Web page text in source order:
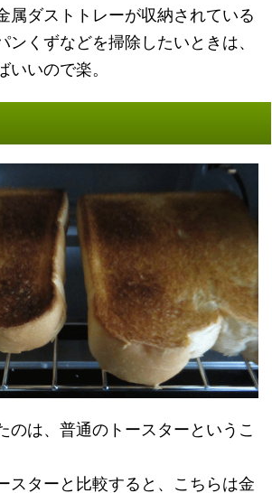
属ダストトレーが収納されている
ンくずなどを掃除したいときは、
いいので楽。
のは、普通のトースターというこ
スターと比較すると、こちらは金